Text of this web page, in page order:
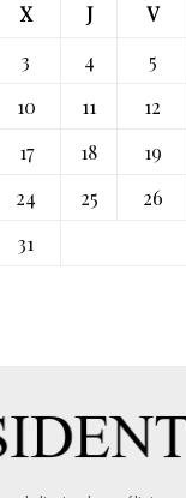
X J V
3 4 5
10 11 12
17 18 19
24 25 26
31